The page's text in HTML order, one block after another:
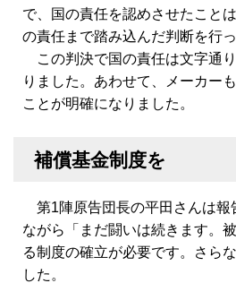
で、国の責任を認めさせたこと
の責任まで踏み込んだ判断を行っ
この判決で国の責任は文字通
りました。あわせて、メーカー
ことが明確になりました。
補償基金制度を
第1陣原告団長の平田さんは報
ながら「まだ闘いは続きます。
る制度の確立が必要です。さら
した。